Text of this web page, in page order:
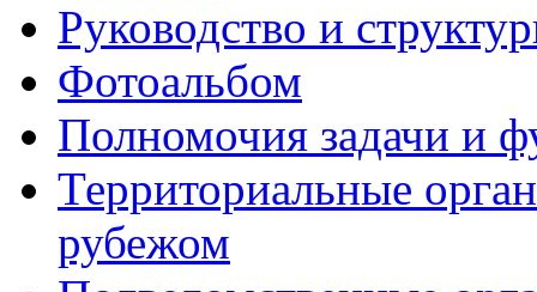
Руководство и
Фотоальбом
Полномочия задачи и
Территориальные
рубежом